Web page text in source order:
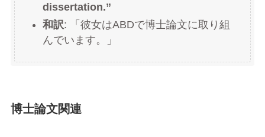
dissertation.”
和訳: 「彼女はABDで博士論文に取り組
んでいます。」
博士論文関連